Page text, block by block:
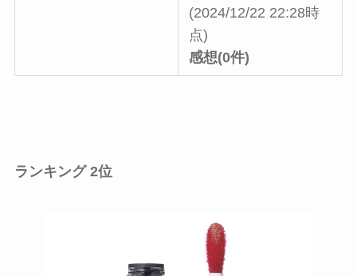
(2024/12/22 22:28時
点)
感想(0件)
ランキング 2位